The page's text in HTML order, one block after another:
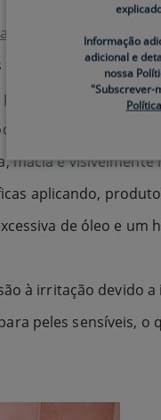
é o produto
e ajudar
ajudar a manter
as noites, esta
macia e visivelmente
aplicando,
de óleo e um
à irritação devido
peles sensíveis, o
Informação
adicional e
nossa
"Subscrever-